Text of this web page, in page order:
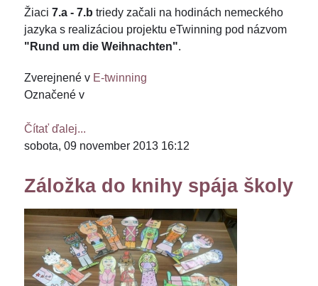
Žiaci 7.a - 7.b triedy začali na hodinách nemeckého
jazyka s realizáciou projektu eTwinning pod názvom
"Rund um die Weihnachten".
Zverejnené v E-twinning
Označené v
Čítať ďalej...
sobota, 09 november 2013 16:12
Záložka do knihy spája školy